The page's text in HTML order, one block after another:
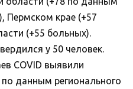
Пермском крае (+57
(+55 больных).
у 50 человек.
COVID выявили
по данным регионального